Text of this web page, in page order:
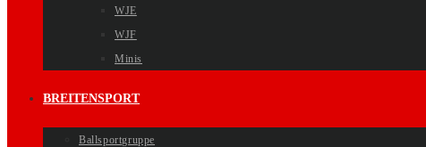
WJE
WJF
Minis
BREITENSPORT
Ballsportgruppe